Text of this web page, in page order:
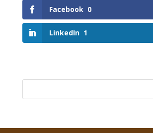
Facebook 0
LinkedIn 1